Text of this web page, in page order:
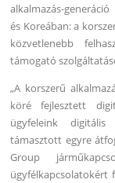
alkalmazás-
és Koreában: a
közvetlenebb
támogató
„A korszerű
köré fejlesztett
ügyfeleink digitális
támasztott egyre
Group
ügyfélkapcsolatokért